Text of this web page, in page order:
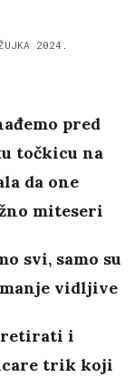
2024.
pred
točkicu na
da one
miteseri
svi, samo su
vidljive
i
trik koji